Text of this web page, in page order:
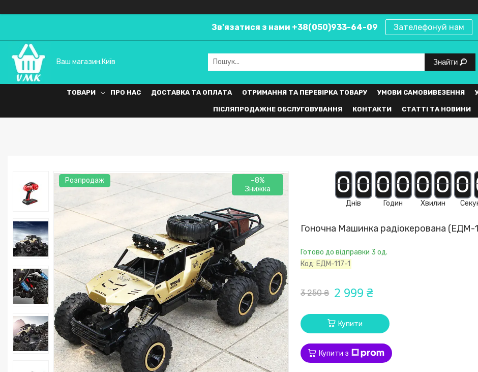
Зв'язатися з нами +38(050)933-64-09 Зателефонуй нам
Ваш магазин.Київ Знайти
ТОВАРИ ПРО НАС ДОСТАВКА ТА ОПЛАТА ОТРИМАННЯ ТА ПЕРЕВІРКА ТОВАРУ УМОВИ САМОВИВЕЗЕННЯ
ПІСЛЯПРОДАЖНЕ ОБСЛУГОВУВАННЯ КОНТАКТИ СТАТТІ ТА НОВИНИ
Розпродаж –8% 00
Днів
00
Годин
00
Хвилин
0
Гоночна Машинка радіокерована (ЕДМ-
Готово до відправки 3 од.
Код: ЕДМ-117-1
3 250 ₴ 2 999 ₴
Купити
Купити з